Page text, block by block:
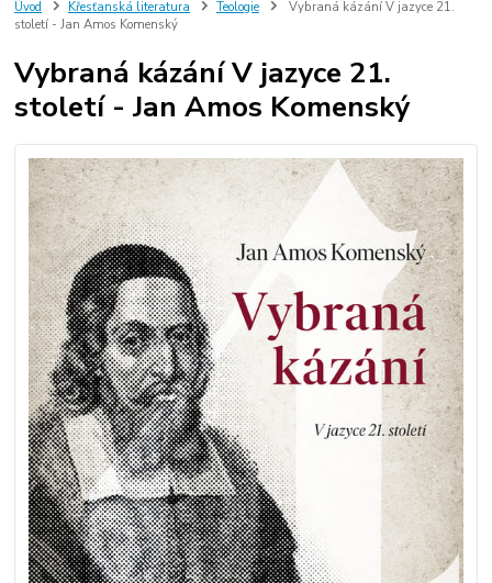
Úvod Křesťanská literatura Teologie
Vybraná kázání V jazyce 21.
století - Jan Amos Komenský
Vybraná kázání V jazyce 21.
století - Jan Amos Komenský